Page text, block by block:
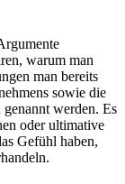
warum man
man bereits
sowie die
werden. Es
oder ultimative
Gefühl haben,